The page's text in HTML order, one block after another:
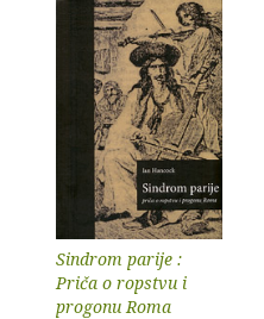
Sindrom parije :
Priča o ropstvu i
progonu Roma